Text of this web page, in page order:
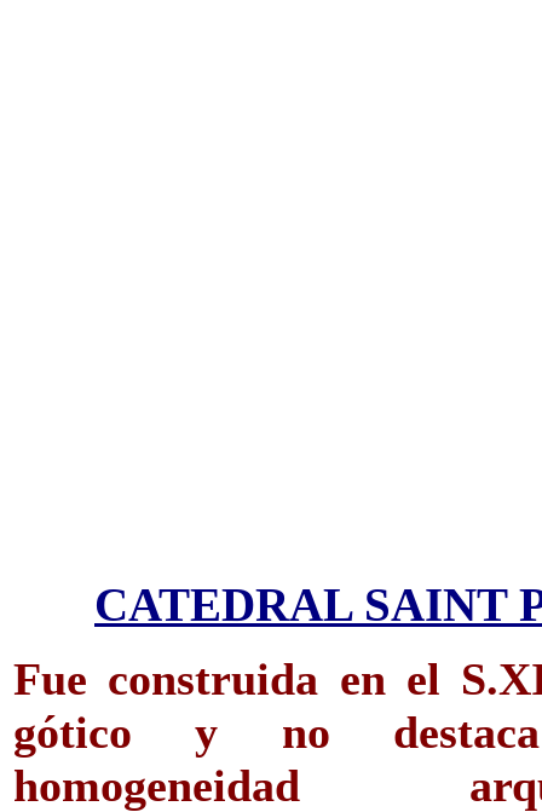
CATEDRAL SAINT
Fue construida en el
gótico y no
homogeneidad